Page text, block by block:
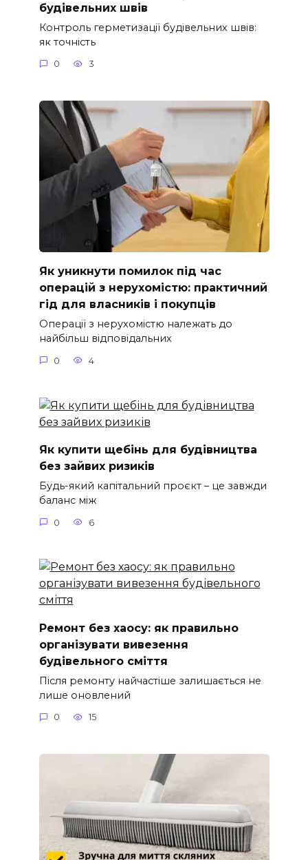
будівельних швів
Контроль герметизації будівельних швів:
як точність
0 3
Як уникнути помилок під час
операцій з нерухомістю: практичний
гід для власників і покупців
Операції з нерухомістю належать до
найбільш відповідальних
0 4
Як купити щебінь для будівництва
без зайвих ризиків
Будь-який капітальний проєкт – це завжди
баланс між
0 6
Ремонт без хаосу: як правильно
організувати вивезення
будівельного сміття
Після ремонту найчастіше залишається не
лише оновлений
0 15